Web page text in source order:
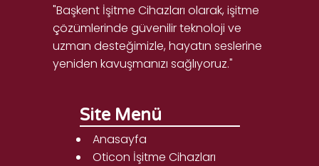
"Başkent İşitme Cihazları olarak, işitme
çözümlerinde güvenilir teknoloji ve
uzman desteğimizle, hayatın seslerine
yeniden kavuşmanızı sağlıyoruz."
Site Menü
Anasayfa
Oticon İşitme Cihazları